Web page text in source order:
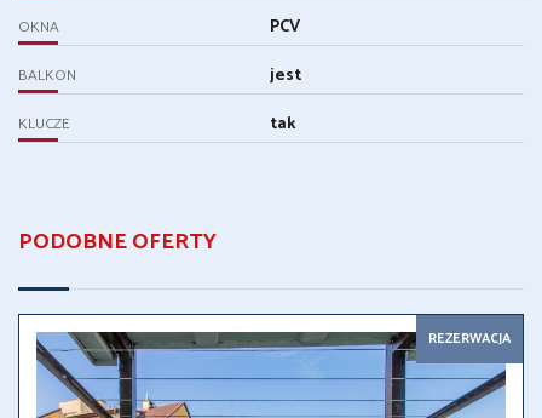
OKNA PCV
BALKON jest
KLUCZE tak
PODOBNE OFERTY
REZERWACJA